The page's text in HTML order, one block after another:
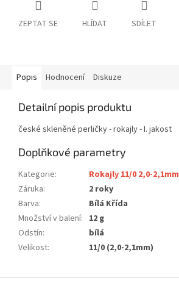
ZEPTAT SE HLÍDAT SDÍLET
Popis Hodnocení Diskuze
Detailní popis produktu
české skleněné perličky - rokajly - I. jakost
Doplňkové parametry
Kategorie:
Rokajly 11/0 2,0-2,1mm
Záruka:
2 roky
Barva:
Bílá Křída
Množství v balení: 12 g
Odstín:
bílá
Velikost: 11/0 (2,0-2,1mm)